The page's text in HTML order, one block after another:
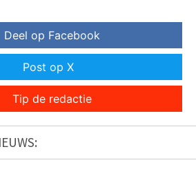
Deel op Facebook
Post op X
Tip de redactie